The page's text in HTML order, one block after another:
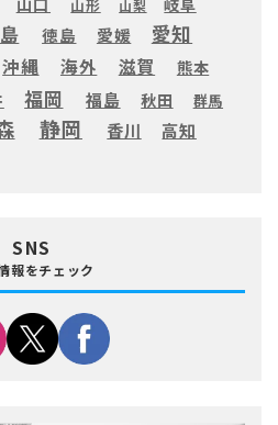
山形 山梨
徳島 愛媛 愛知
沖縄 海外 滋賀
熊本
福岡 福島 秋田 群馬
静岡 香川 高知
SNS
報をチェック